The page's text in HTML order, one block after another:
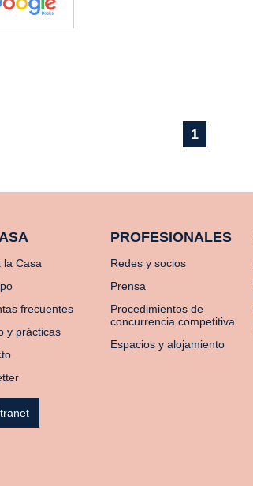
1
la Casa
frecuentes
y prácticas
PROFESIONALES
Redes y socios
Prensa
Procedimientos de
concurrencia competitiva
Espacios y alojamiento